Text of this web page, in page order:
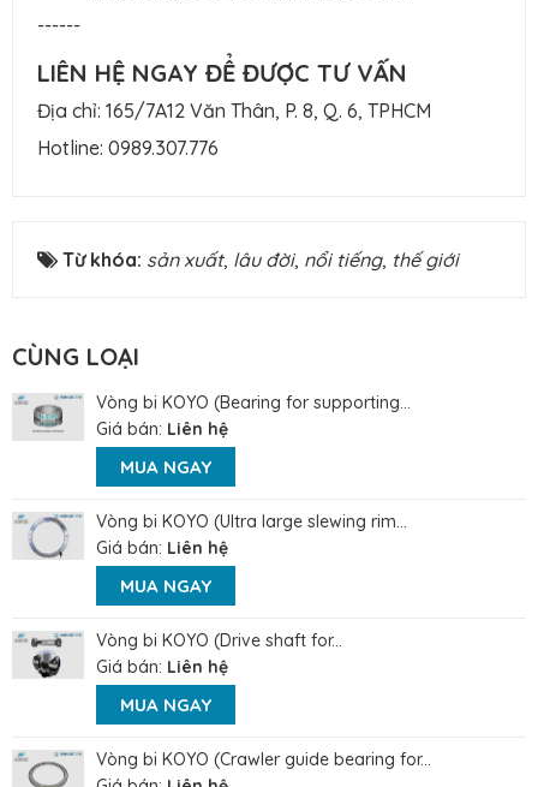
------
LIÊN HỆ NGAY ĐỂ ĐƯỢC TƯ VẤN
Địa chỉ: 165/7A12 Văn Thân, P. 8, Q. 6, TPHCM
Hotline: 0989.307.776
Từ khóa: sản xuất, lâu đời, nổi tiếng, thế giới
CÙNG LOẠI
Vòng bi KOYO (Bearing for supporting...
Giá bán: Liên hệ
MUA NGAY
Vòng bi KOYO (Ultra large slewing rim...
Giá bán: Liên hệ
MUA NGAY
Vòng bi KOYO (Drive shaft for...
Giá bán: Liên hệ
MUA NGAY
Vòng bi KOYO (Crawler guide bearing for...